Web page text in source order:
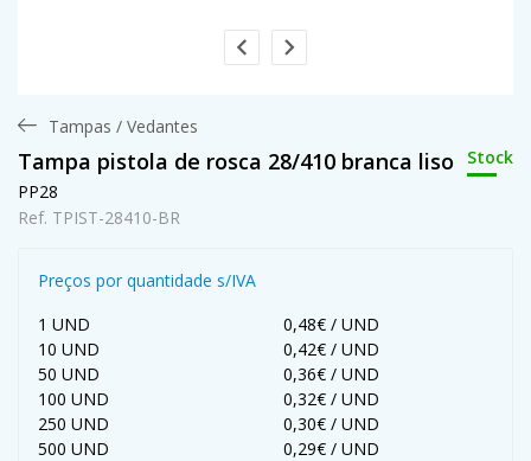
Tampas / Vedantes
Tampa pistola de rosca 28/410 branca liso
Stock
PP28
Ref. TPIST-28410-BR
Preços por quantidade s/IVA
1 UND
0,48€ / UND
10 UND
0,42€ / UND
50 UND
0,36€ / UND
100 UND
0,32€ / UND
250 UND
0,30€ / UND
500 UND
0,29€ / UND